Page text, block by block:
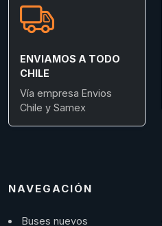
ENVIAMOS A TODO
CHILE
Vía empresa Envios
Chile y Samex
NAVEGACIÓN
Buses nuevos